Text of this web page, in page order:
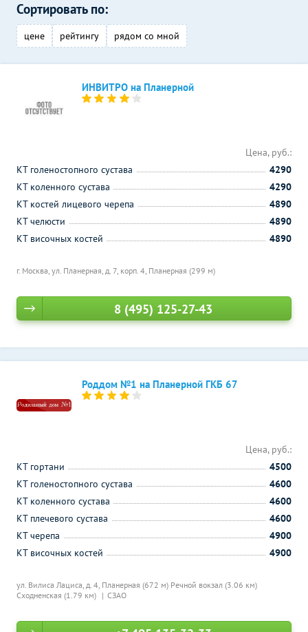
Сортировать по:
цене рейтингу рядом со мной
ИНВИТРО на Планерной
г. Москва, ул. Планерная, д. 7, корп. 4, Планерная (299 м)
Цена, руб.:
КТ голеностопного сустава
4290
КТ коленного сустава
4290
КТ костей лицевого черепа
4890
КТ челюсти
4890
КТ височных костей
4890
8 (495) 125-27-43
Роддом №1 на Планерной ГКБ 67
ул. Вилиса Лациса, д. 4, Планерная (672 м) Речной вокзал (3.06 км)
Сходненская (1.79 км)
СЗАО
Цена, руб.:
КТ гортани
4500
КТ голеностопного сустава
4600
КТ коленного сустава
4600
КТ плечевого сустава
4600
КТ черепа
4900
КТ височных костей
4900